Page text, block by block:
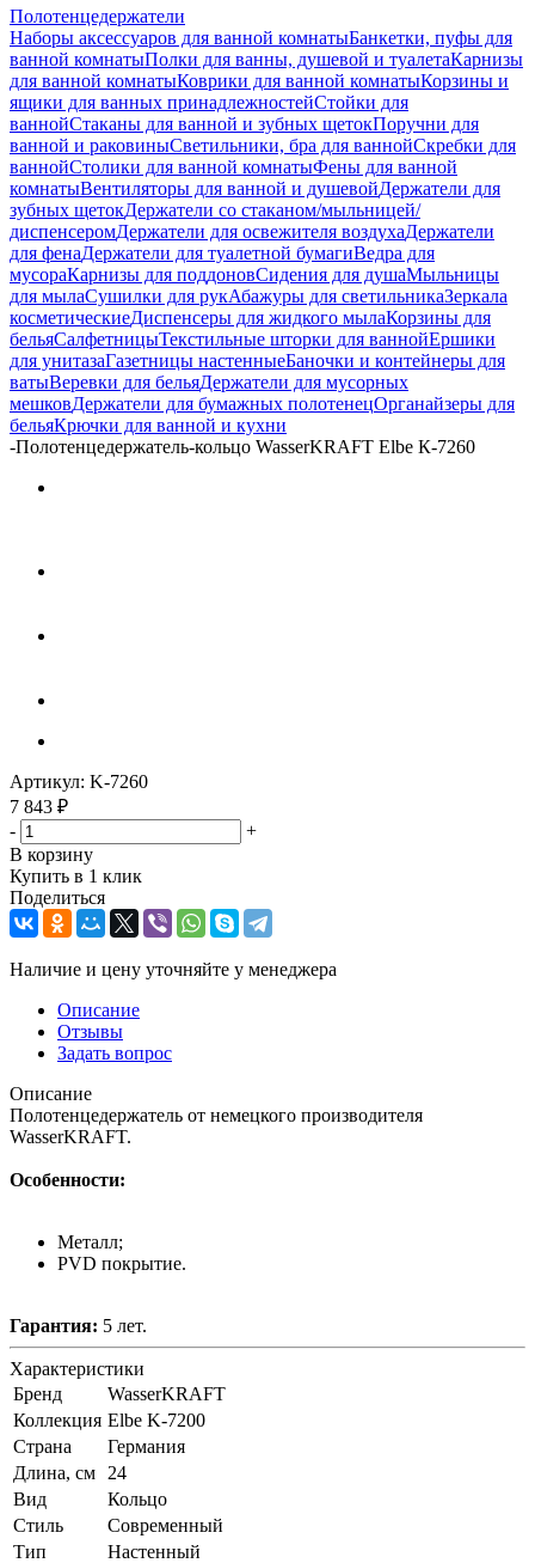
Полотенцедержатели
Наборы аксессуаров для ванной комнатыБанкетки, пуфы для
ванной комнатыПолки для ванны, душевой и туалетаКарнизы
для ванной комнатыКоврики для ванной комнатыКорзины и
ящики для ванных принадлежностейСтойки для
ваннойСтаканы для ванной и зубных щетокПоручни для
ванной и раковиныСветильники, бра для ваннойСкребки для
ваннойСтолики для ванной комнатыФены для ванной
комнатыВентиляторы для ванной и душевойДержатели для
зубных щетокДержатели со стаканом/мыльницей/
диспенсеромДержатели для освежителя воздухаДержатели
для фенаДержатели для туалетной бумагиВедра для
мусораКарнизы для поддоновСидения для душаМыльницы
для мылаСушилки для рукАбажуры для светильникаЗеркала
косметическиеДиспенсеры для жидкого мылаКорзины для
бельяСалфетницыТекстильные шторки для ваннойЕршики
для унитазаГазетницы настенныеБаночки и контейнеры для
ватыВеревки для бельяДержатели для мусорных
мешковДержатели для бумажных полотенецОрганайзеры для
бельяКрючки для ванной и кухни
-Полотенцедержатель-кольцо WasserKRAFT Elbe К-7260
Артикул: K-7260
7 843 ₽
-
+
В корзину
Купить в 1 клик
Поделиться
Наличие и цену уточняйте у менеджера
Описание
Отзывы
Задать вопрос
Описание
Полотенцедержатель от немецкого производителя
WasserKRAFT.
Особенности:
Металл;
PVD покрытие.
Гарантия: 5 лет.
Характеристики
Бренд
WasserKRAFT
Коллекция Elbe K-7200
Страна
Германия
Длина, см
24
Вид
Кольцо
Стиль
Современный
Тип
Настенный